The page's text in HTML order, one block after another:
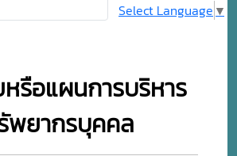
Select Language ▼
รือแผนการบริหาร
พยากรบุคคล